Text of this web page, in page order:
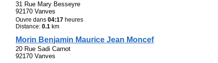
31 Rue Mary Besseyre
92170 Vanves
Ouvre dans04:17 heures
Distance:0.1 km
Morin Benjamin Maurice Jean Moncef
20 Rue Sadi Carnot
92170 Vanves